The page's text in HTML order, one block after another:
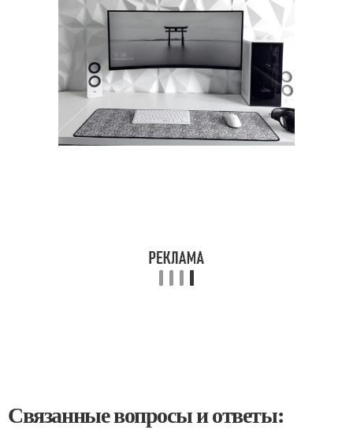
Связанные вопросы и ответы: